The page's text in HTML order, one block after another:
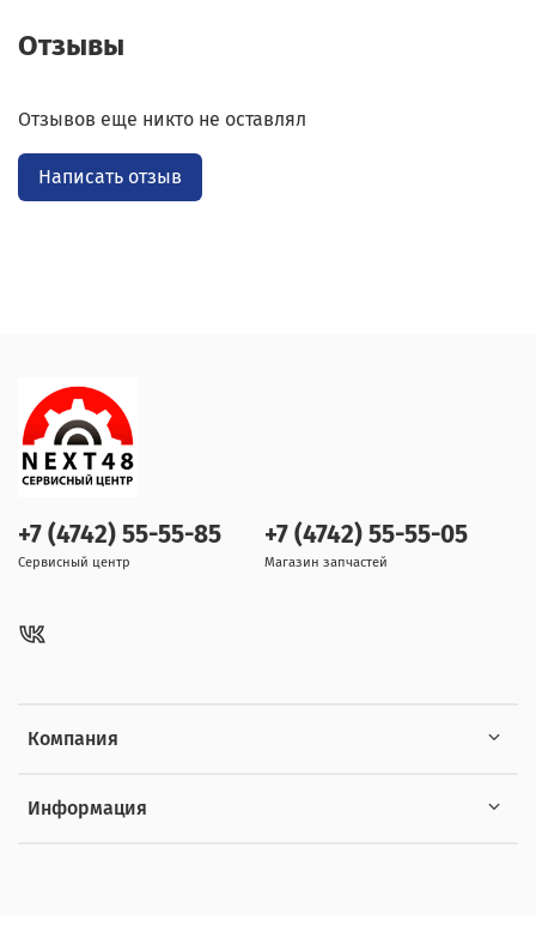
Отзывы
Отзывов еще никто не оставлял
Написать отзыв
Компания
Информация
+7 (4742) 55-55-85
Сервисный центр
+7 (4742) 55-55-05
Магазин запчастей